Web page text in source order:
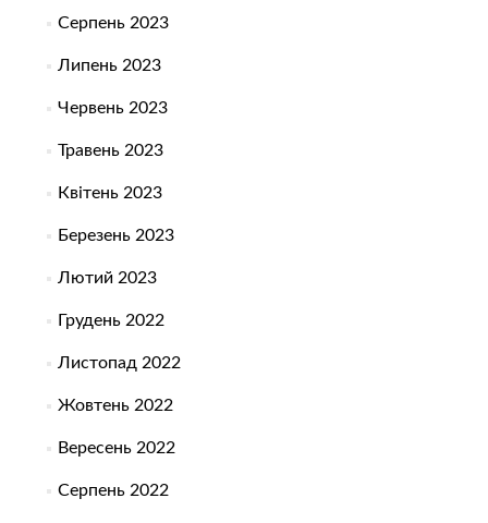
Серпень 2023
Липень 2023
Червень 2023
Травень 2023
Квітень 2023
Березень 2023
Лютий 2023
Грудень 2022
Листопад 2022
Жовтень 2022
Вересень 2022
Серпень 2022